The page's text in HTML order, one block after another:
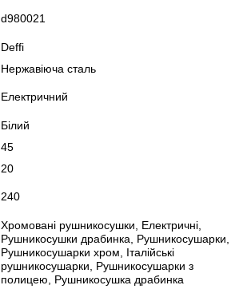
d980021
Deffi
Нержавіюча сталь
Електричний
Білий
45
20
240
Хромовані рушникосушки, Електричні,
Рушникосушки драбинка, Рушникосушарки,
Рушникосушарки хром, Італійські
рушникосушарки, Рушникосушарки з
полицею, Рушникосушка драбинка